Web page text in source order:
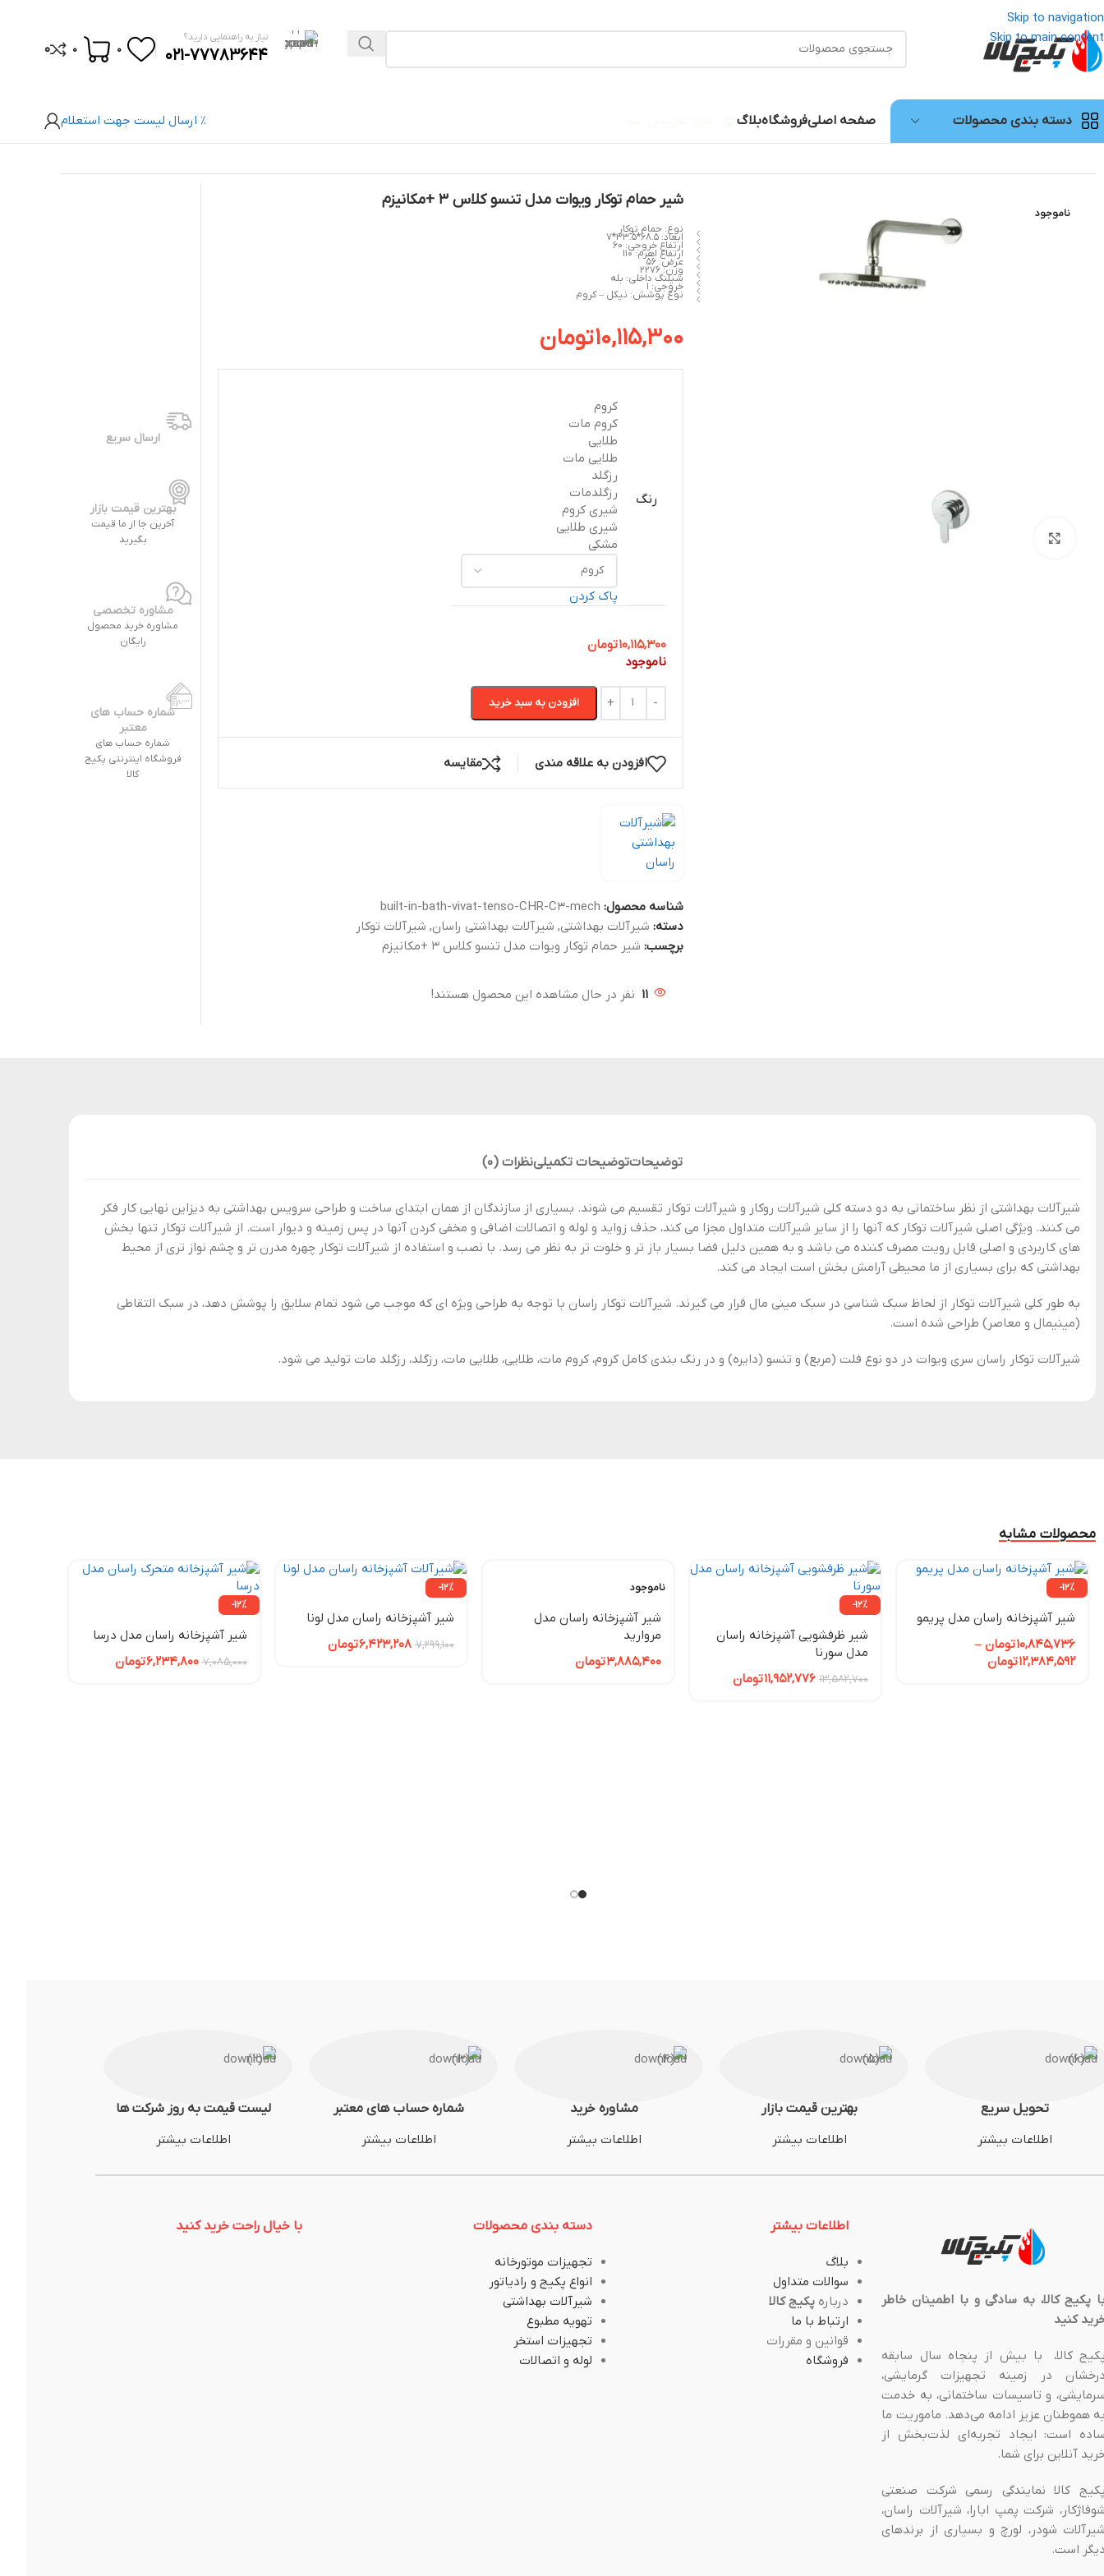
Skip to navigation
Skip to main content
نیاز به راهنمایی دارید؟
021-77783644
0
0
0
دسته بندی محصولات صفحه اصلیفروشگاهبلاگ % ارسال لیست جهت استعلام
ناموجود
شیر حمام توکار ویوات مدل تنسو کلاس 3 +مکانیزم
نوع: حمام توکار
ابعاد: 68.5*33.5*7
ارتفاع خروجی: 60
ارتفاع اهرم: 110
عرض: 56
وزن: 2276
شیلنگ داخلی: بله
خروجی: 1
نوع پوشش: نیکل – کروم
10,115,300تومان
رنگ
کروم
کروم مات
طلایی
طلایی مات
رزگلد
رزگلدمات
شیری کروم
شیری طلایی
مشکی
پاک کردن
10,115,300تومان
ناموجود
افزودن به سبد خرید
افزودن به علاقه مندی مقایسه
شناسه محصول: built-in-bath-vivat-tenso-CHR-C3-mech
دسته: شیرآلات بهداشتی, شیرآلات بهداشتی راسان, شیرآلات توکار
برچسب: شیر حمام توکار ویوات مدل تنسو کلاس 3 +مکانیزم
11 نفر در حال مشاهده این محصول هستند!
ارسال سریع
بهترین قیمت بازار
آخرین جا از ما قیمت
بگیرید
مشاوره تخصصی
مشاوره خرید محصول
رایگان
شماره حساب های
معتبر
شماره حساب های
فروشگاه اینترنتی پکیج
کالا
توضیحاتتوضیحات تکمیلینظرات (0)
شیرآلات بهداشتی از نظر ساختمانی به دو دسته کلی شیرآلات روکار و شیرآلات توکار تقسیم می شوند. بسیاری از سازندگان از همان ابتدای ساخت و طراحی سرویس بهداشتی به دیزاین نهایی کار فکر
می کنند. ویژگی اصلی شیرآلات توکار که آنها را از سایر شیرآلات متداول مجزا می کند، حذف زواید و لوله و اتصالات اضافی و مخفی کردن آنها در پس زمینه و دیوار است. از شیرآلات توکار تنها بخش
های کاربردی و اصلی قابل رویت مصرف کننده می باشد و به همین دلیل فضا بسیار باز تر و خلوت تر به نظر می رسد. با نصب و استفاده از شیرآلات توکار چهره مدرن تر و چشم نواز تری از محیط
بهداشتی که برای بسیاری از ما محیطی آرامش بخش است ایجاد می کند.
به طور کلی شیرآلات توکار از لحاظ سبک شناسی در سبک مینی مال قرار می گیرند. شیرآلات توکار راسان با توجه به طراحی ویژه ای که موجب می شود تمام سلایق را پوشش دهد، در سبک التقاطی
(مینیمال و معاصر) طراحی شده است.
شیرآلات توکار راسان سری ویوات در دو نوع فلت (مربع) و تنسو (دایره) و در رنگ بندی کامل کروم، کروم مات، طلایی، طلایی مات، رزگلد، رزگلد مات تولید می شود.
محصولات مشابه
-12%
شیر آشپزخانه راسان مدل پریمو
10,845,736تومان –
12,384,592تومان
-12%
شیر ظرفشویی آشپزخانه راسان
مدل سورنا
13,582,700
11,952,776تومان
ناموجود
شیر آشپزخانه راسان مدل
مروارید
3,885,400تومان
-12%
شیر آشپزخانه راسان مدل لونا
7,299,100
6,423,208تومان
-12%
شیر آشپزخانه راسان مدل درسا
7,085,000
6,234,800تومان
تحویل سریع
اطلاعات بیشتر
بهترین قیمت بازار
اطلاعات بیشتر
مشاوره خرید
اطلاعات بیشتر
شماره حساب های معتبر
اطلاعات بیشتر
لیست قیمت به روز شرکت ها
اطلاعات بیشتر
پکیج کالا، به سادگی و با اطمینان خاطر
کنید
کالا، با بیش از پنجاه سال سابقه
در زمینه تجهیزات گرمایشی،
و تاسیسات ساختمانی، به خدمت
هموطنان عزیز ادامه می‌دهد. ماموریت ما
است: ایجاد تجربه‌ای لذت‌بخش از
آنلاین برای شما.
کالا نمایندگی رسمی شرکت صنعتی
شرکت پمپ ابارا، شیرآلات راسان،
شودر، لورچ و بسیاری از برندهای
است.
اطلاعات بیشتر
بلاگ
سوالات متداول
درباره پکیج کالا
ارتباط با ما
قوانین و مقررات
فروشگاه
دسته بندی محصولات
تجهیزات موتورخانه
انواع پکیج و رادیاتور
شیرآلات بهداشتی
تهویه مطبوع
تجهیزات استخر
لوله و اتصالات
با خیال راحت خرید کنید